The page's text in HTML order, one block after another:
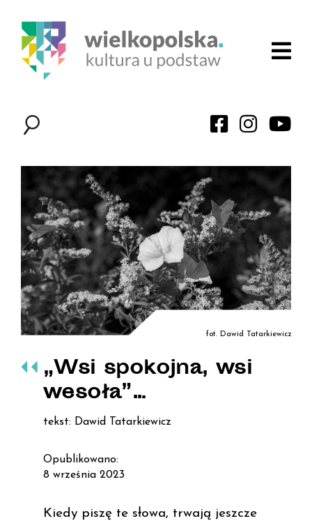
fot. Dawid Tatarkiewicz
„Wsi spokojna, wsi
wesoła”…
tekst: Dawid Tatarkiewicz
Opublikowano:
8 września 2023
Kiedy piszę te słowa, trwają jeszcze